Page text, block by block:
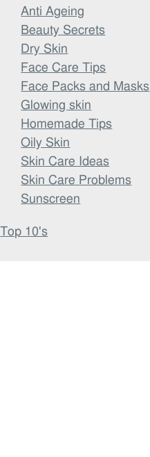
Anti Ageing
Beauty Secrets
Dry Skin
Face Care Tips
Face Packs and Masks
Glowing skin
Homemade Tips
Oily Skin
Skin Care Ideas
Skin Care Problems
Sunscreen
Top 10's